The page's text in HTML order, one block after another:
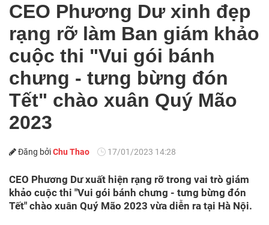
CEO Phương Dư xinh đẹp
rạng rỡ làm Ban giám khảo
cuộc thi "Vui gói bánh
chưng - tưng bừng đón
Tết" chào xuân Quý Mão
2023
Đăng bởiChu Thao 17/01/2023 14:28
CEO Phương Dư xuất hiện rạng rỡ trong vai trò giám
khảo cuộc thi "Vui gói bánh chưng - tưng bừng đón
Tết" chào xuân Quý Mão 2023 vừa diễn ra tại Hà Nội.